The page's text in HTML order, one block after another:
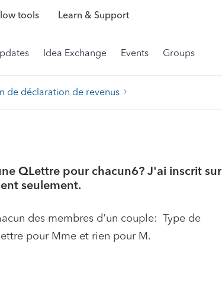
tools Learn & Support
Idea Exchange Events Groups
de déclaration de revenus
QLettre pour chacun6? J'ai inscrit sur
seulement.
des membres d'un couple: Type de
pour Mme et rien pour M.